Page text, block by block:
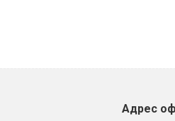
Адрес